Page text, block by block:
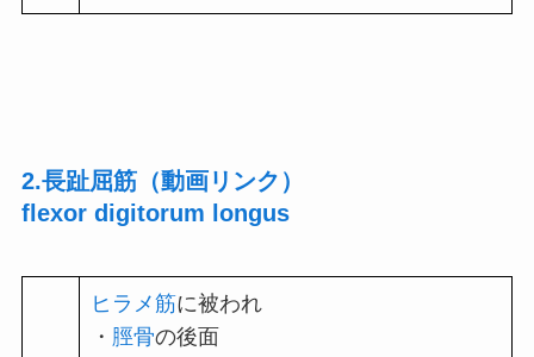
2.長趾屈筋（動画リンク）
flexor digitorum longus
ヒラメ筋に被われ
・ 脛骨の後面